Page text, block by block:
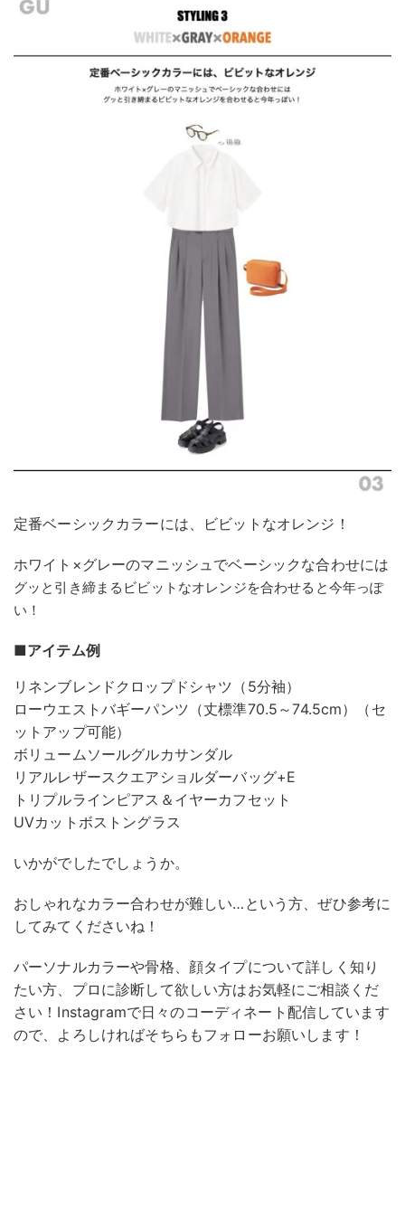
定番ベーシックカラーには、ビビットなオレンジ！
ホワイト×グレーのマニッシュでベーシックな合わせには
グッと引き締まるビビットなオレンジを合わせると今年っぽ
い！
■アイテム例
リネンブレンドクロップドシャツ（5分袖）
ローウエストバギーパンツ（丈標準70.5～74.5cm）（セ
ットアップ可能）
ボリュームソールグルカサンダル
リアルレザースクエアショルダーバッグ+E
トリプルラインピアス＆イヤーカフセット
UVカットボストングラス
いかがでしたでしょうか。
おしゃれなカラー合わせが難しい…という方、ぜひ参考に
してみてくださいね！
パーソナルカラーや骨格、顔タイプについて詳しく知り
たい方、プロに診断して欲しい方はお気軽にご相談くだ
さい！Instagramで日々のコーディネート配信しています
ので、よろしければそちらもフォローお願いします！